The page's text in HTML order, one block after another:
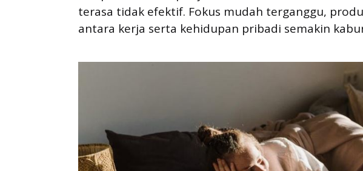
terasa tidak efektif. Fokus mudah terganggu,
antara kerja serta kehidupan pribadi semakin